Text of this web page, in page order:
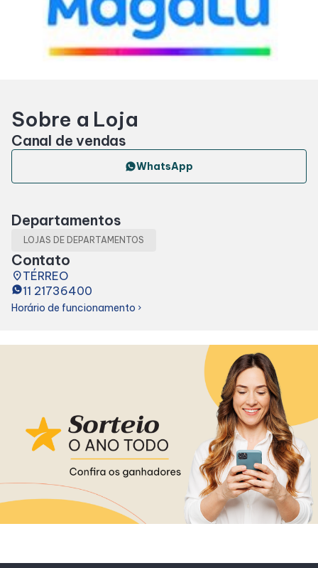
Horários
Cinema
Lojas e Restaurantes
Lojas
Programa de Benefícios
Sobre a Loja
Canal de vendas
WhatsApp
Departamentos
LOJAS DE DEPARTAMENTOS
Contato
placeTÉRREO
11 21736400
Horário de funcionamento chevron_right